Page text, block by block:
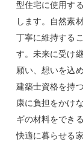
型住宅に使用す
します。自然素
丁寧に維持する
す。未来に受け
願い、想いを込
建築士資格を持
康に負担をかけ
ギの材料をでき
快適に暮らせる